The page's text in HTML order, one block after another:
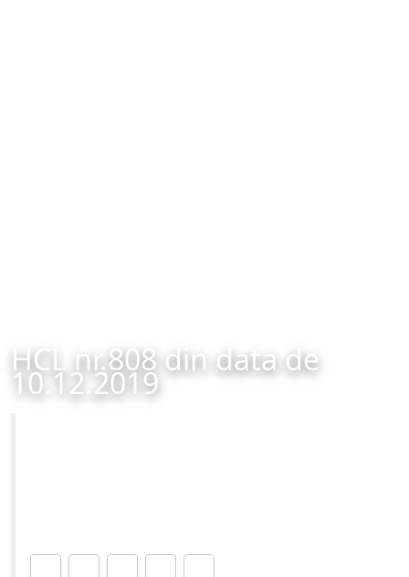
HCL nr.808 din data de
10.12.2019